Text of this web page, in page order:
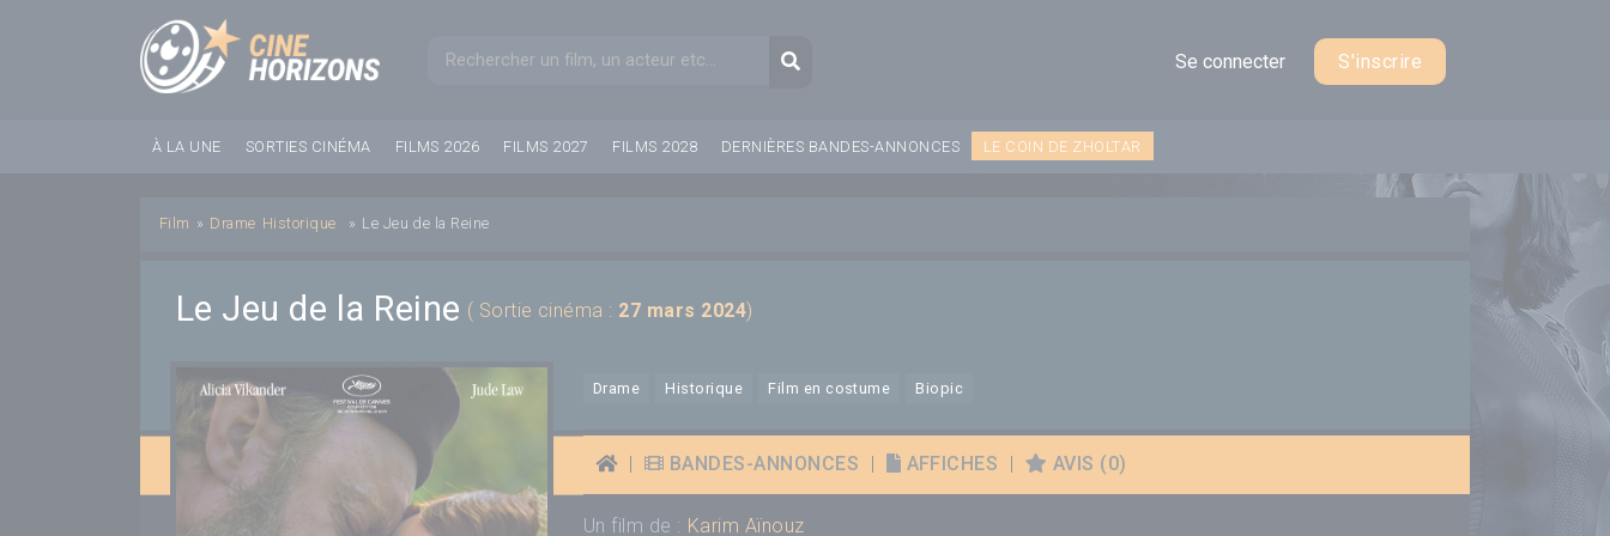
Formulaire de rechercheRecherche
Se connecter S'inscrire
À LA UNE SORTIES CINÉMA FILMS 2026 FILMS 2027 FILMS 2028 DERNIÈRES BANDES-ANNONCES LE COIN DE ZHOLTAR
Film » Drame Historique » Le Jeu de la Reine
Le Jeu de la Reine ( Sortie cinéma : 27 mars 2024)
Drame Historique Film en costume Biopic
BANDES-ANNONCES AFFICHES AVIS (0)
Un film de : Karim Aïnouz
Panneau de gestion des cookies